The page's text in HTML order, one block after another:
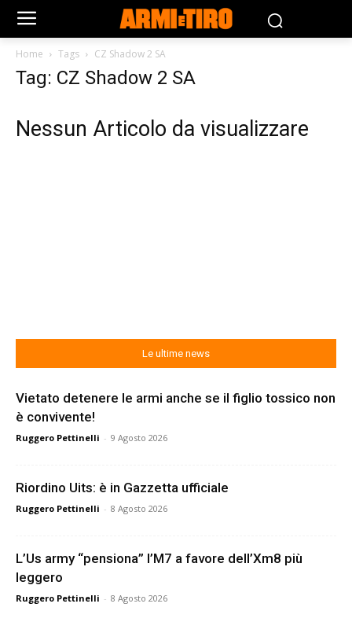
Home Tags CZ Shadow 2 SA
Tag: CZ Shadow 2 SA
Nessun Articolo da visualizzare
Le ultime news
Vietato detenere le armi anche se il figlio tossico non
è convivente!
Ruggero Pettinelli - 9 Agosto 2026
Riordino Uits: è in Gazzetta ufficiale
Ruggero Pettinelli - 8 Agosto 2026
L’Us army “pensiona” l’M7 a favore dell’Xm8 più
leggero
Ruggero Pettinelli - 8 Agosto 2026